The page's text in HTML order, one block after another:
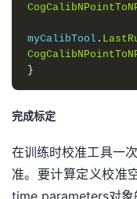
myCalibTool .
}
完成标定
在训练时校准工具一
准。要计算定义校准
time parameters对象